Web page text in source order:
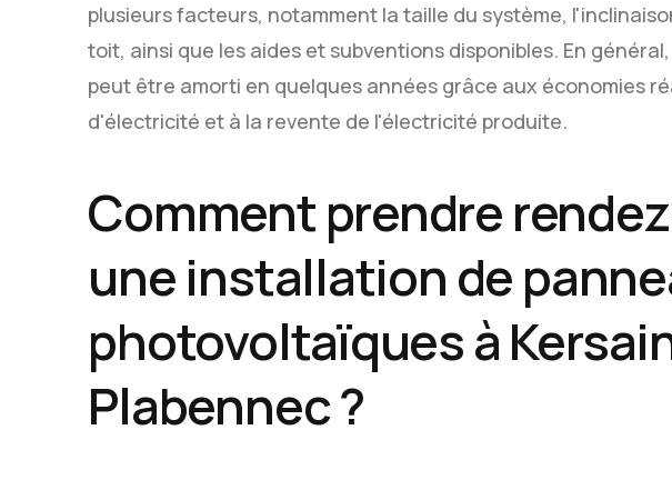
plusieurs facteurs, notamment la taille du système,
toit, ainsi que les aides et subventions disponibles. En
peut être amorti en quelques années grâce aux économies
d'électricité et à la revente de l'électricité produite.
Comment prendre
une installation de
photovoltaïques à
Plabennec ?